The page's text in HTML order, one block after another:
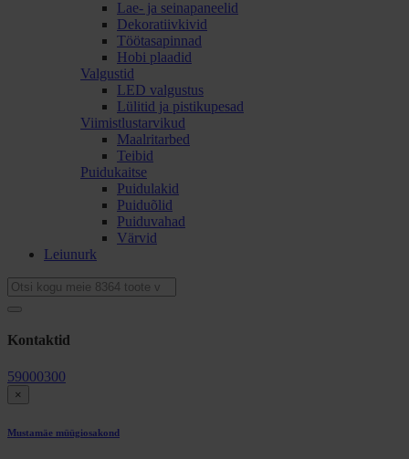
Lae- ja seinapaneelid
Dekoratiivkivid
Töötasapinnad
Hobi plaadid
Valgustid
LED valgustus
Lülitid ja pistikupesad
Viimistlustarvikud
Maalritarbed
Teibid
Puidukaitse
Puidulakid
Puiduõlid
Puiduvahad
Värvid
Leiunurk
Kontaktid
59000300
×
Mustamäe müügiosakond